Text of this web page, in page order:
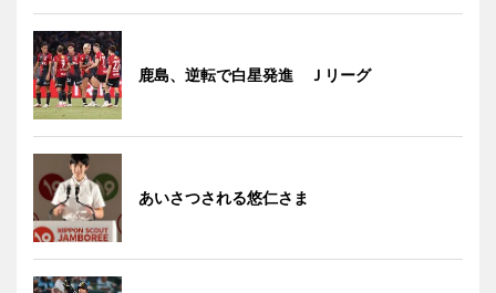
鹿島、逆転で白星発進 Ｊリーグ
あいさつされる悠仁さま